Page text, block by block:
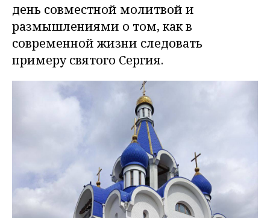
день совместной молитвой и
размышлениями о том, как в
современной жизни следовать
примеру святого Сергия.